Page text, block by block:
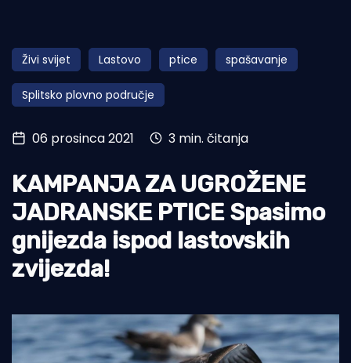
Obala
Otoci
Turizam i nautika
Pomorstvo
Ekologija
Tradicija i kultura
Živi svijet Lastovo ptice spašavanje
Splitsko plovno područje
06 prosinca 2021 3 min. čitanja
KAMPANJA ZA UGROŽENE
JADRANSKE PTICE Spasimo
gnijezda ispod lastovskih
zvijezda!